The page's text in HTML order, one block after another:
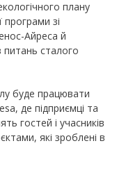
плану
зі
Айреса й
питань сталого
буде працювати
де підприємці та
гостей і учасників
які зроблені в